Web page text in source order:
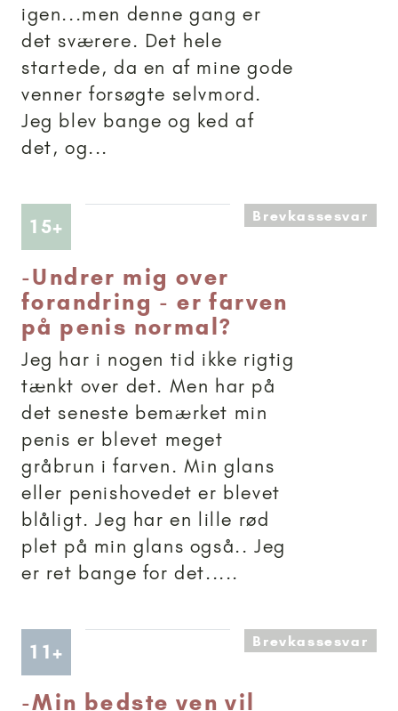
igen...men denne gang er
det sværere. Det hele
startede, da en af mine gode
venner forsøgte selvmord.
Jeg blev bange og ked af
det, og...
15+ Artikler anbefalet til 15+Brevkassesvar
-Undrer mig over
forandring - er farven
på penis normal?
Jeg har i nogen tid ikke rigtig
tænkt over det. Men har på
det seneste bemærket min
penis er blevet meget
gråbrun i farven. Min glans
eller penishovedet er blevet
blåligt. Jeg har en lille rød
plet på min glans også.. Jeg
er ret bange for det.....
11+ Artikler anbefalet til 11+Brevkassesvar
-Min bedste ven vil